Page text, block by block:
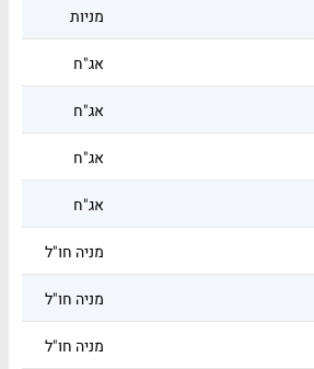
מניות
אג"ח
אג"ח
אג"ח
אג"ח
מניה חו"ל
מניה חו"ל
מניה חו"ל